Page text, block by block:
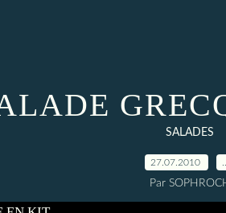
SALADES
27.07.2010
Par